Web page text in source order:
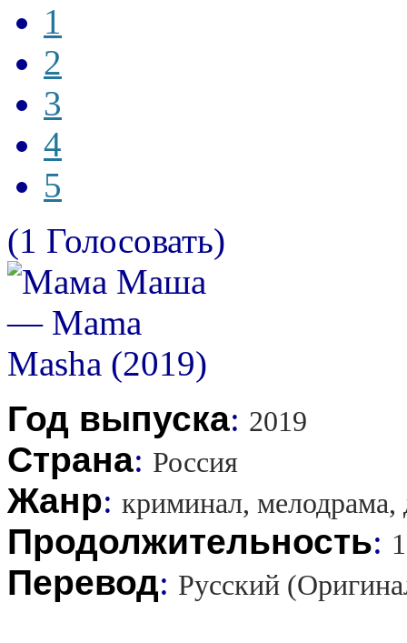
1
2
3
4
5
(1 Голосовать)
Год выпуска: 2019
Страна: Россия
Жанр: криминал, мелодрама,
Продолжительность:
Перевод: Русский